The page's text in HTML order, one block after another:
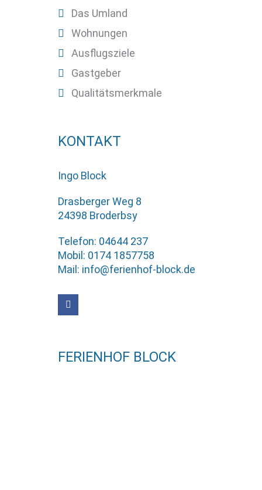
Das Umland
Wohnungen
Ausflugsziele
Gastgeber
Qualitätsmerkmale
KONTAKT
Ingo Block
Drasberger Weg 8
24398 Broderbsy
Telefon: 04644 237
Mobil: 0174 1857758
Mail: info@ferienhof-block.de
FERIENHOF BLOCK